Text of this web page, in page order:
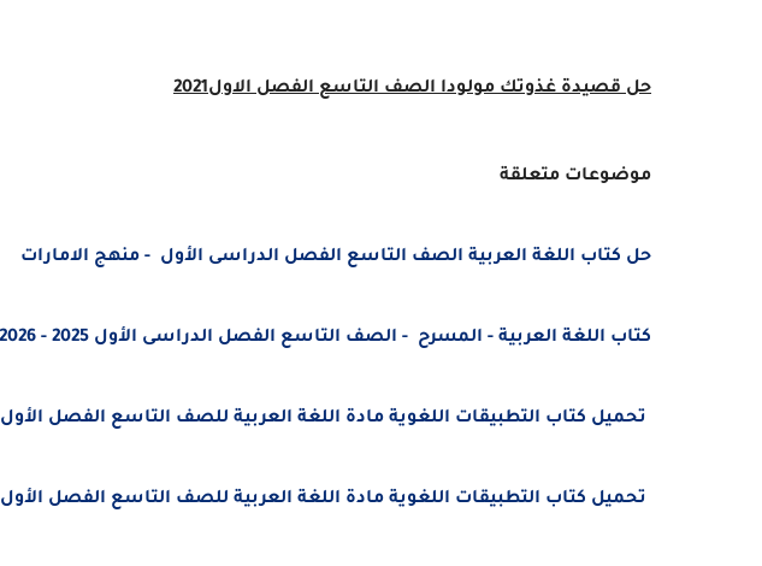
حل قصيدة غذوتك مولودا الصف التاسع الفصل الاول2021
موضوعات متعلقة
حل كتاب اللغة العربية الصف التاسع الفصل الدراسى الأول - منهج الامارات
كتاب اللغة العربية - المسرح - الصف التاسع الفصل الدراسى الأول 2025 - 2026 - منهج الامارات
تحميل كتاب التطبيقات اللغوية مادة اللغة العربية للصف التاسع الفصل الأول 2025 – 2026 pdf منهج الإمارات
تحميل كتاب التطبيقات اللغوية مادة اللغة العربية للصف التاسع الفصل الأول 2025 – 2026 pdf منهج الإمارات